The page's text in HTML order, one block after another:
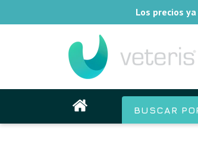
Los precios
BUSCAR